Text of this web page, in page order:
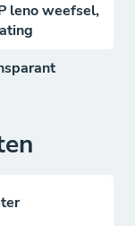
leno weefsel,